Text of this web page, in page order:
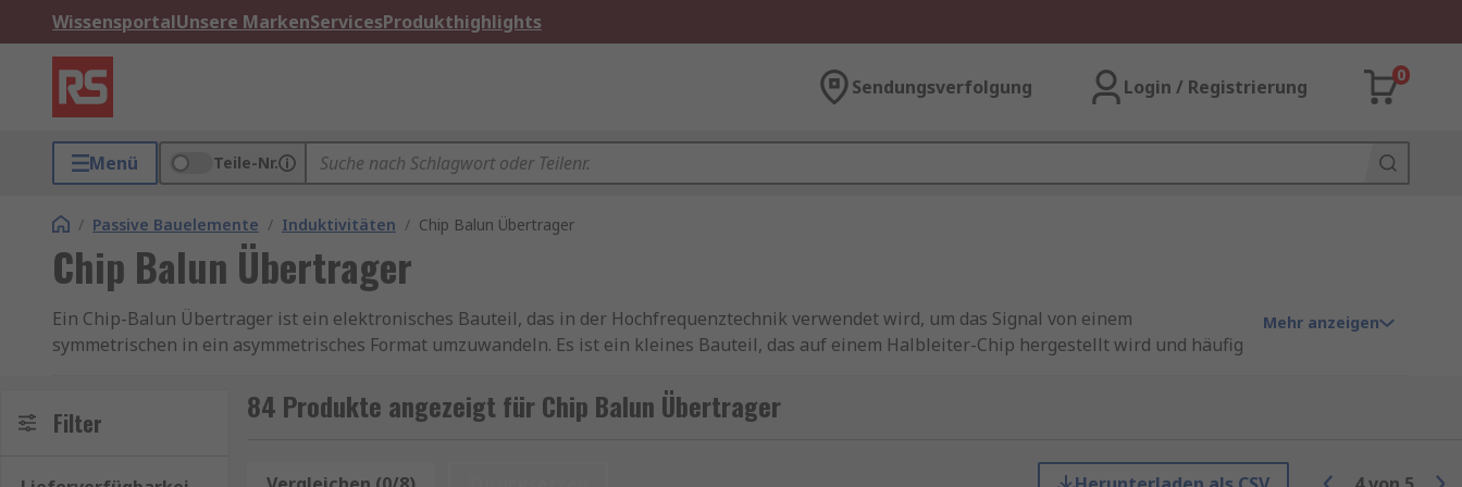
WissensportalUnsere MarkenServicesProdukthighlights
Sendungsverfolgung Login / Registrierung
0
Menü Teile-Nr.
/ Passive Bauelemente / Induktivitäten / Chip Balun Übertrager
Chip Balun Übertrager
Ein Chip-Balun Übertrager ist ein elektronisches Bauteil, das in der Hochfrequenztechnik verwendet wird, um das Signal von einem
symmetrischen in ein asymmetrisches Format umzuwandeln. Es ist ein kleines Bauteil, das auf einem Halbleiter-Chip hergestellt wird und häufig
Funktionsweise eines Chip-Balun Übertragers
Ein Chip-Balun Übertrager wird verwendet, um das Signal von einer symmetrischen in eine asymmetrische Form zu bringen. Symmetrische
Mehr anzeigen
Filter 84 Produkte angezeigt für Chip Balun Übertrager